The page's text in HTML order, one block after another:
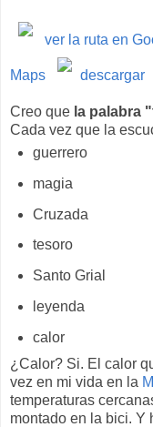
ver la ruta en
Maps descargar
Creo que la palabra
Cada vez que la
guerrero
magia
Cruzada
tesoro
Santo Grial
leyenda
calor
¿Calor? Si. El calor
vez en mi vida en la
temperaturas
montado en la bici. Y